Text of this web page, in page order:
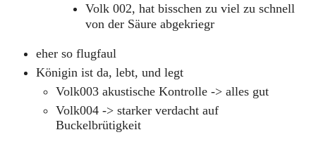
Volk 002, hat bisschen zu viel zu schnell
von der Säure abgekriegr
eher so flugfaul
Königin ist da, lebt, und legt
Volk003 akustische Kontrolle -> alles gut
Volk004 -> starker verdacht auf
Buckelbrütigkeit